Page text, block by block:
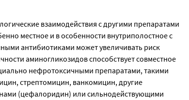
взаимодействия с другими препаратами
местное и в особенности внутриполостное с
антибиотиками может увеличивать риск
аминогликозидов способствует совместное
нефротоксичными препаратами, такими
стрептомицин, ванкомицин, другие
(цефалоридин) или сильнодействующими